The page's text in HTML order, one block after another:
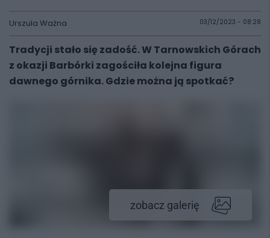
Urszula Ważna 03/12/2023 - 08:28
Tradycji stało się zadość. W Tarnowskich Górach
z okazji Barbórki zagościła kolejna figura
dawnego górnika. Gdzie można ją spotkać?
zobacz galerię